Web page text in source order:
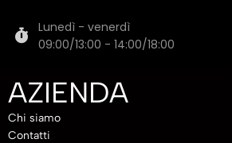
Lunedì - venerdì
09:00/13:00 - 14:00/18:00
AZIENDA
Chi siamo
Contatti